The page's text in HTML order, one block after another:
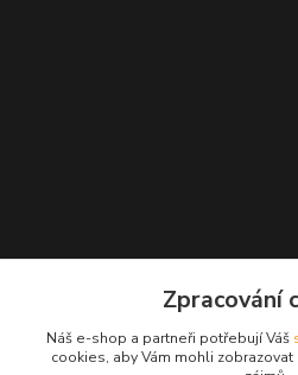
+420 777 271 162
(Po-Pá, 10-18 hod.)
Zpracování
Náš e-shop a partneři potřebují Váš
cookies, aby Vám mohli zobrazovat